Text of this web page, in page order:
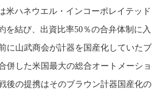
米ハネウエル・インコーポレイテッド
を結び、出資比率50％の合弁体制に入
に山武商会が計器を国産化していたブ
併した米国最大の総合オートメーショ
後の提携はそのブラウン計器国産化の